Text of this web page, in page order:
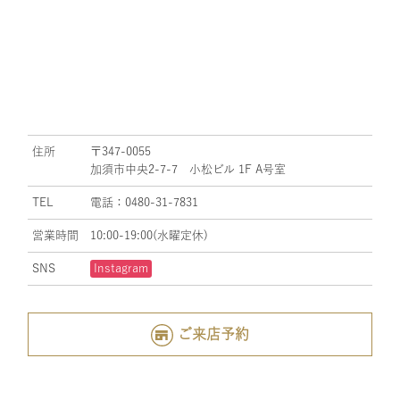
住所
〒347-0055
加須市中央2-7-7 小松ビル 1F A号室
TEL 電話：0480-31-7831
営業時間 10:00-19:00(水曜定休)
SNS Instagram
ご来店予約